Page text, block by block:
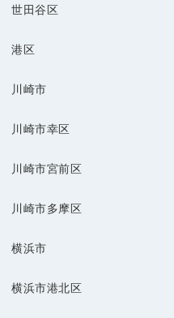
世田谷区
港区
川崎市
川崎市幸区
川崎市宮前区
川崎市多摩区
横浜市
横浜市港北区